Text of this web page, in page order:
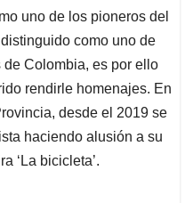
uno de los pioneros del
como uno de
de Colombia, es por ello
rendirle homenajes. En
desde el 2019 se
haciendo alusión a su
‘La bicicleta’.